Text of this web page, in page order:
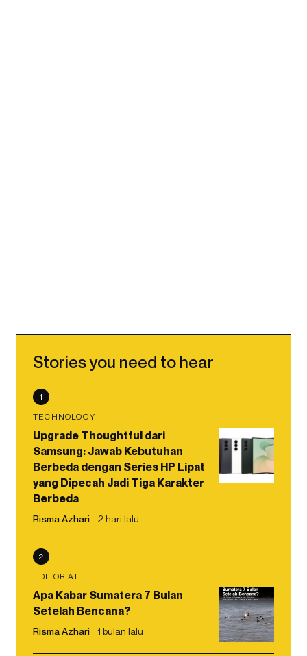
Stories you need to hear
1
TECHNOLOGY
Upgrade Thoughtful dari
Samsung: Jawab Kebutuhan
Berbeda dengan Series HP Lipat
yang Dipecah Jadi Tiga Karakter
Berbeda
Risma Azhari 2 hari lalu
2
EDITORIAL
Apa Kabar Sumatera 7 Bulan
Setelah Bencana?
Risma Azhari 1 bulan lalu